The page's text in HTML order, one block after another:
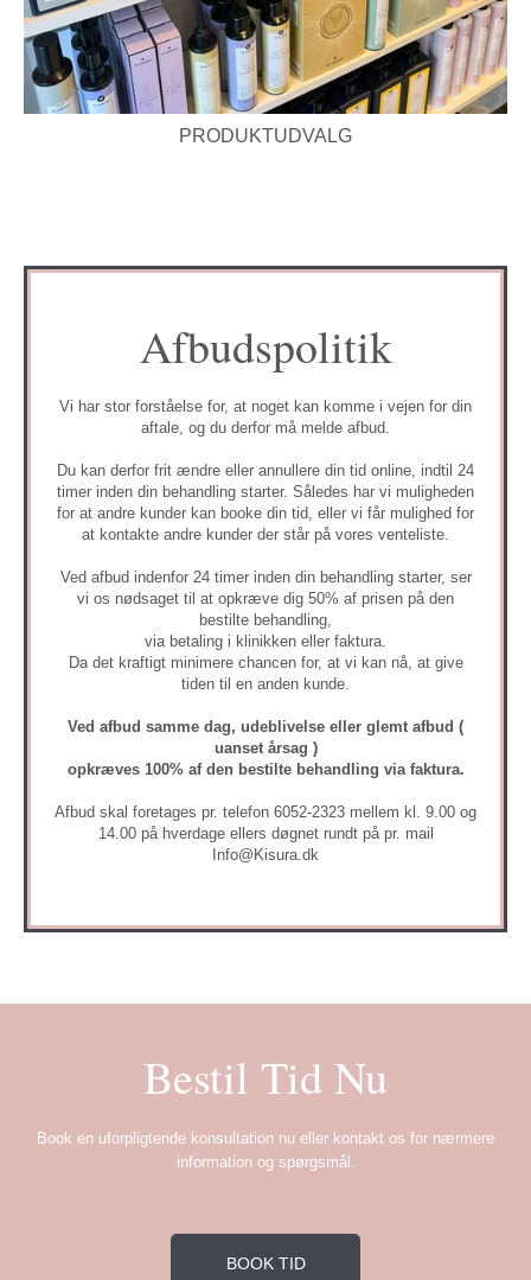
PRODUKTUDVALG
Afbudspolitik
Vi har stor forståelse for, at noget kan komme i vejen for din
aftale, og du derfor må melde afbud.
Du kan derfor frit ændre eller annullere din tid online, indtil 24
timer inden din behandling starter. Således har vi muligheden
for at andre kunder kan booke din tid, eller vi får mulighed for
at kontakte andre kunder der står på vores venteliste.
Ved afbud indenfor 24 timer inden din behandling starter, ser
vi os nødsaget til at opkræve dig 50% af prisen på den
bestilte behandling,
via betaling i klinikken eller faktura.
Da det kraftigt minimere chancen for, at vi kan nå, at give
tiden til en anden kunde.
Ved afbud samme dag, udeblivelse eller glemt afbud (
uanset årsag )
opkræves 100% af den bestilte behandling via faktura.
Afbud skal foretages pr. telefon 6052-2323 mellem kl. 9.00 og
14.00 på hverdage ellers døgnet rundt på pr. mail
Info@Kisura.dk
Bestil Tid Nu
Book en uforpligtende konsultation nu eller kontakt os for nærmere
information og spørgsmål.
BOOK TID